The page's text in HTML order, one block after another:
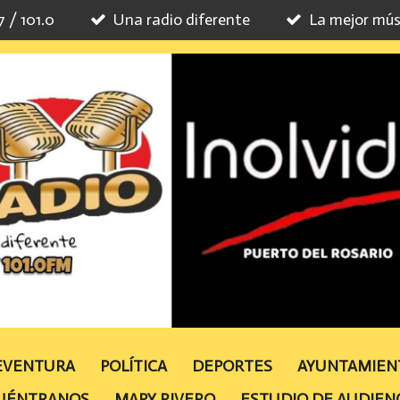
/ 101.0 Una radio diferente La mejor
POLÍTICA DEPORTES